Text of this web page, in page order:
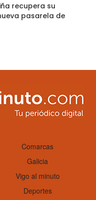
recupera su
pasarela de
Comarcas
Galicia
Vigo al minuto
Deportes